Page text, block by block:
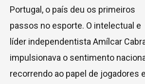
Portugal, o país deu os primeiros
passos no esporte. O intelectual e
líder independentista Amílcar
impulsionava o sentimento
recorrendo ao papel de jogadores